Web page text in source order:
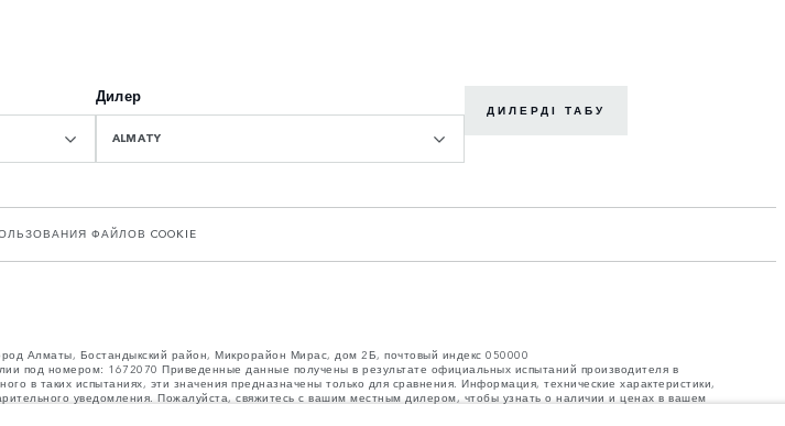
Дилер
ALMATY
ДИЛЕРДІ ТАБУ
ФАЙЛОВ COOKIE
Алматы, Бостандыкский район, Микрорайон Мирас, дом 2Б, почтовый индекс 050000
под номером: 1672070 Приведенные данные получены в результате официальных испытаний производителя в
в таких испытаниях, эти значения предназначены только для сравнения. Информация, технические характеристики,
уведомления. Пожалуйста, свяжитесь с вашим местным дилером, чтобы узнать о наличии и ценах в вашем